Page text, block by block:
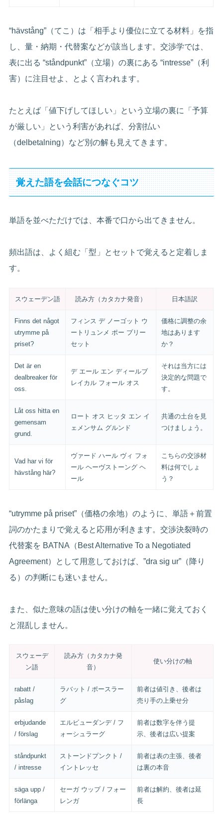
“hävstång”（てこ）は「相手より優位に立てる材料」を指
し、量・納期・代替案などが該当します。交渉学では、
表に出る “ståndpunkt”（立場）の裏にある “intresse”（利
害）に注目せよ、とよく言われます。
たとえば「値下げしてほしい」という立場の裏に「予算
が厳しい」という利害があれば、分割払い
（delbetalning）など別の解も見えてきます。
覚えた語を会話につなぐコツ
単語を並べただけでは、本番で口から出てきません。
頻出語は、よく組む「型」とセットで覚えると定着しま
す。
スウェーデン語 読み方（カタカナ発音） 日本語訳
Finns det något
utrymme på
priset?
フィンス デ ノーゴット ウ
ートリュンメ ポー プリー
セット
価格に調整の余
地はあります
か？
Det är en
dealbreaker för
oss.
デ エール エン ディールブ
レイカル フォール オス
それは当方には
決定的な問題で
す。
Låt oss hitta en
gemensam
grund.
ロート オス ヒッタ エン イ
ェメンサム グルンド
共通の土台を見
つけましょう。
Vad har vi för
hävstång här?
ヴァード ハール ヴィ フォ
ール ヘーヴストーング ヘ
ール
こちらの交渉材
料は何でしょ
う？
“utrymme på priset”（価格の余地）のように、単語＋前置
詞のかたまりで覚えると応用が利きます。交渉決裂時の
代替案を BATNA（Best Alternative To a Negotiated
Agreement）として用意しておけば、”dra sig ur”（降り
る）の判断にも迷いません。
また、似た意味の語は使い分けの軸を一緒に覚えておく
と混乱しません。
スウェーデ
ン語
読み方（カタカナ発
音）
使い分けの軸
rabatt /
påslag
ラバット / ポースラー
グ
前者は値引き、後者は
売り手の上乗せ分
erbjudande
/ förslag
エルビューダンデ / フ
ォーシュラーグ
前者は数字を伴う提
示、後者は広い提案
ståndpunkt
/ intresse
ストーンドプンクト /
イントレッセ
前者は表の主張、後者
は裏の本音
säga upp /
förlänga
セーガ ウップ / フォー
レンガ
前者は解約、後者は延
長